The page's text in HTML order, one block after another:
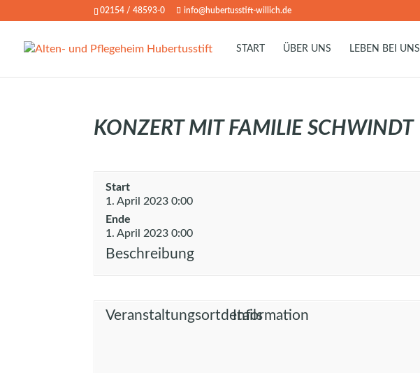
02154 / 48593-0 info@hubertusstift-willich.de
START ÜBER UNS LEBEN BEI UNS
KONZERT MIT FAMILIE SCHWINDT
Start
1. April 2023 0:00
Ende
1. April 2023 0:00
Beschreibung
VeranstaltungsortdetailsInformation